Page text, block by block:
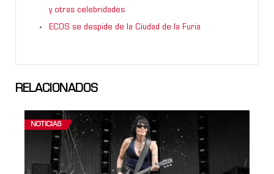
y otras celebridades
ECOS se despide de la Ciudad de la Furia
RELACIONADOS
NOTICIAS